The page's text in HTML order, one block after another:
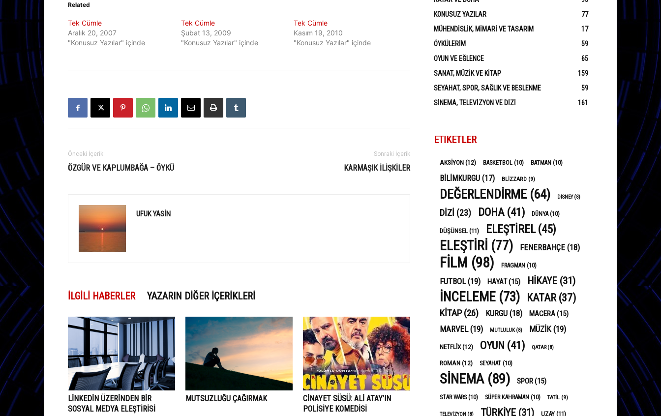
Related
Tek Cümle
Aralık 20, 2007
"Konusuz Yazılar" içinde
Tek Cümle
Şubat 13, 2009
"Konusuz Yazılar" içinde
Tek Cümle
Kasım 19, 2010
"Konusuz Yazılar" içinde
Önceki İçerik
ÖZGÜR VE KAPLUMBAĞA – ÖYKÜ
Sonraki İçerik
KARMAŞIK İLIŞKILER
UFUK YASIN
İLGILI HABERLER YAZARIN DIĞER İÇERIKLERI
LINKEDIN ÜZERINDEN BIR
SOSYAL MEDYA ELEŞTIRISI
MUTSUZLUĞU ÇAĞIRMAK
CINAYET SÜSÜ: ALI ATAY’IN
POLISIYE KOMEDISI
KONUSUZ YAZILAR
77
MÜHENDISLIK, MIMARI VE TASARIM
17
ÖYKÜLERIM
59
OYUN VE EĞLENCE
65
SANAT, MÜZIK VE KITAP
159
SEYAHAT, SPOR, SAĞLIK VE BESLENME
59
SINEMA, TELEVIZYON VE DIZI
161
ETIKETLER
AKSIYON(12) BASKETBOL (10) BATMAN (10)
BILIMKURGU (17) BLIZZARD (9)
DEĞERLENDIRME (64) DISNEY(8)
DIZI (23) DOHA (41) DÜNYA(10)
DÜŞÜNSEL(11) ELEŞTIREL(45)
ELEŞTIRI (77) FENERBAHÇE (18)
FILM (98) FRAGMAN (10)
FUTBOL(19) HAYAT(15) HIKAYE (31)
INCELEME (73) KATAR(37)
KITAP(26) KURGU (18) MACERA(15)
MARVEL(19) MUTLULUK(8) MÜZIK(19)
NETFLIX(12) OYUN (41) QATAR(8)
ROMAN(12) SEYAHAT (10)
SINEMA(89) SPOR(15)
STAR WARS(10) SÜPER KAHRAMAN (10) TATIL (9)
TELEVIZYON (8) TÜRKIYE (31) UZAY (11)